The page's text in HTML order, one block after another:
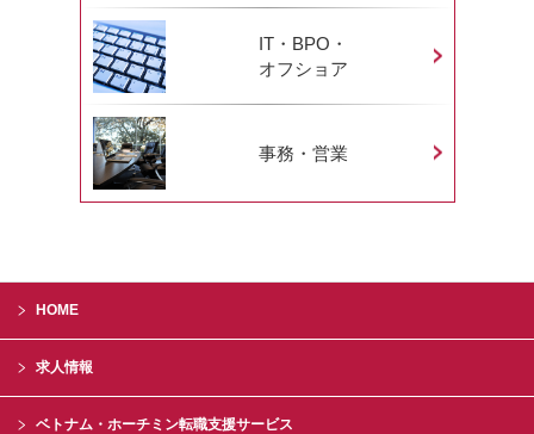
IT・BPO・
オフショア
事務・営業
HOME
求人情報
ベトナム・ホーチミン転職支援サービス